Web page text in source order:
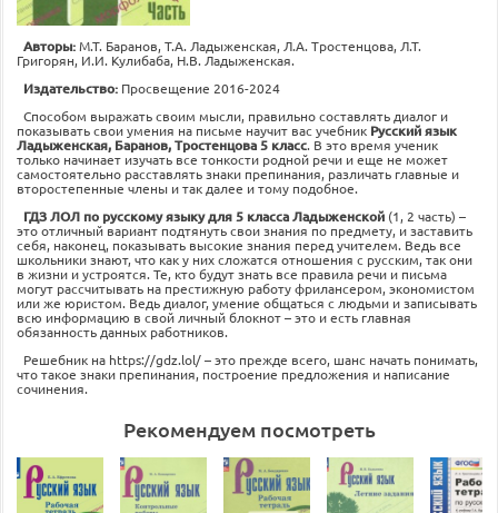
Авторы:М.Т. Баранов, Т.А. Ладыженская, Л.А. Тростенцова, Л.Т.
Григорян, И.И. Кулибаба, Н.В. Ладыженская.
Издательство: Просвещение 2016-2024
Способом выражать своим мысли, правильно составлять диалог и
показывать свои умения на письме научит вас учебник Русский язык
Ладыженская, Баранов, Тростенцова 5 класс. В это время ученик
только начинает изучать все тонкости родной речи и еще не может
самостоятельно расставлять знаки препинания, различать главные и
второстепенные члены и так далее и тому подобное.
ГДЗ ЛОЛ по русскому языку для 5 класса Ладыженской (1, 2 часть) –
это отличный вариант подтянуть свои знания по предмету, и заставить
себя, наконец, показывать высокие знания перед учителем. Ведь все
школьники знают, что как у них сложатся отношения с русским, так они
в жизни и устроятся. Те, кто будут знать все правила речи и письма
могут рассчитывать на престижную работу фрилансером, экономистом
или же юристом. Ведь диалог, умение общаться с людьми и записывать
всю информацию в свой личный блокнот – это и есть главная
обязанность данных работников.
Решебник на https://gdz.lol/ – это прежде всего, шанс начать понимать,
что такое знаки препинания, построение предложения и написание
сочинения.
Рекомендуем посмотреть